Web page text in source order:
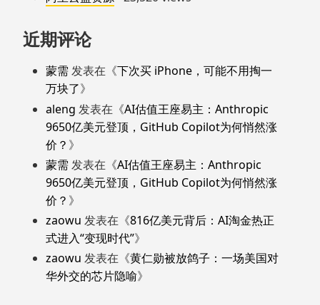
近期评论
蒙需 发表在《下次买 iPhone，可能不用掏一
万块了》
aleng 发表在《AI估值王座易主：Anthropic
9650亿美元登顶，GitHub Copilot为何悄然涨
价？ 》
蒙需 发表在《AI估值王座易主：Anthropic
9650亿美元登顶，GitHub Copilot为何悄然涨
价？ 》
zaowu 发表在《816亿美元背后：AI淘金热正
式进入“变现时代”》
zaowu 发表在《黄仁勋被放鸽子：一场美国对
华外交的芯片隐喻》